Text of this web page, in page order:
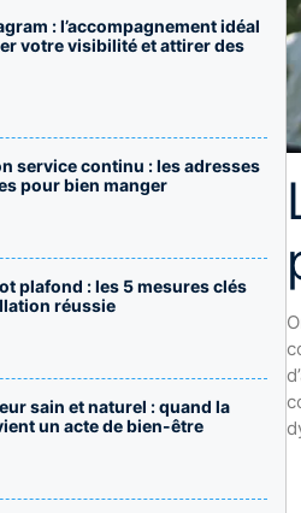
: l’accompagnement idéal
votre visibilité et attirer des
service continu : les adresses
pour bien manger
plafond : les 5 mesures clés
réussie
sain et naturel : quand la
un acte de bien-être